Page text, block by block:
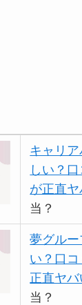
キャリ
しい？
が正直ヤ
当？
夢グルー
い？口
正直ヤバ
当？